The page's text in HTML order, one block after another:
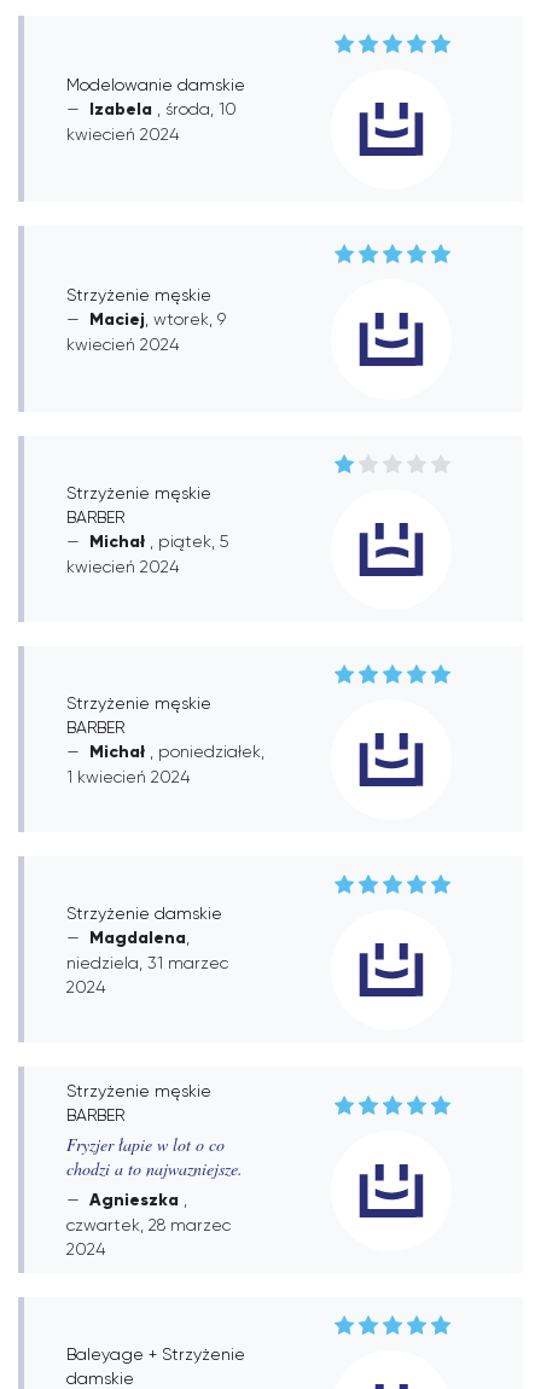
Modelowanie damskie
Izabela
, środa, 10
kwiecień 2024
Strzyżenie męskie
Maciej , wtorek, 9
kwiecień 2024
Strzyżenie męskie
BARBER
Michał
, piątek, 5
kwiecień 2024
Strzyżenie męskie
BARBER
Michał
, poniedziałek,
1 kwiecień 2024
Strzyżenie damskie
Magdalena
niedziela, 31 marzec
2024
Strzyżenie męskie
BARBER
Fryzjer łapie w lot o co
chodzi a to najwazniejsze.
Agnieszka
czwartek, 28 marzec
2024
Baleyage + Strzyżenie
damskie